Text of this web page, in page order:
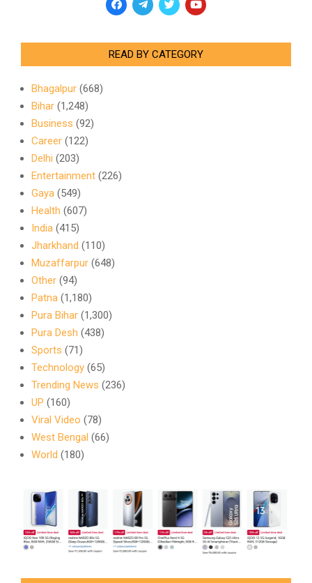
READ BY CATEGORY
Bhagalpur (668)
Bihar (1,248)
Business (92)
Career (122)
Delhi (203)
Entertainment (226)
Gaya (549)
Health (607)
India (415)
Jharkhand (110)
Muzaffarpur (648)
Other (94)
Patna (1,180)
Pura Bihar (1,300)
Pura Desh (438)
Sports (71)
Technology (65)
Trending News (236)
UP (160)
Viral Video (78)
West Bengal (66)
World (180)